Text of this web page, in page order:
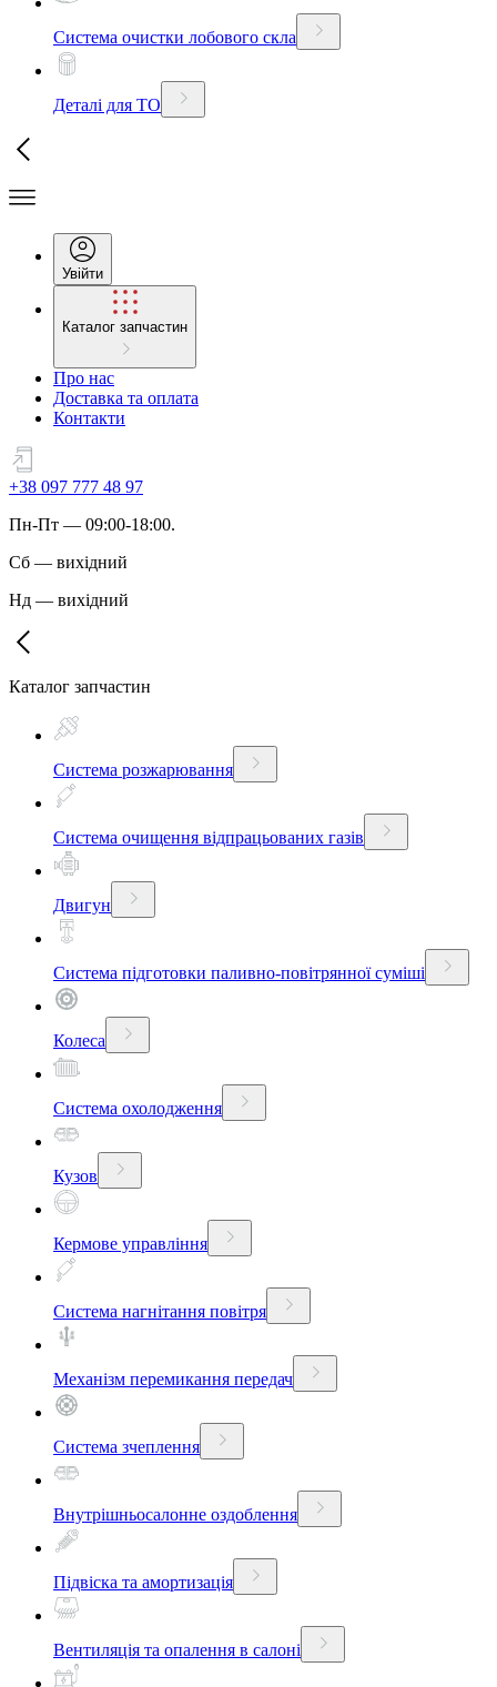
Система очистки лобового скла
Деталі для ТО
Увійти
Каталог запчастин
Про нас
Доставка та оплата
Контакти
+38 097 777 48 97
Пн-Пт — 09:00-18:00.
Сб — вихідний
Нд — вихідний
Каталог запчастин
Система розжарювання
Система очищення відпрацьованих газів
Двигун
Система підготовки паливно-повітрянної суміші
Колеса
Система охолодження
Кузов
Кермове управління
Система нагнітання повітря
Механізм перемикання передач
Система зчеплення
Внутрішньосалонне оздоблення
Підвіска та амортизація
Вентиляція та опалення в салоні